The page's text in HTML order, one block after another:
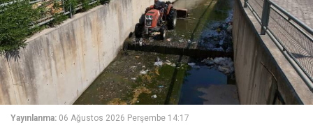
Yayınlanma: 06 Ağustos 2026 Perşembe 14:17